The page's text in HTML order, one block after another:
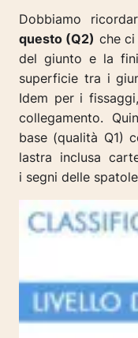
Dobbiamo
questo (Q2) che
del giunto e la
superficie tra i
Idem per i
collegamento.
base (qualità Q1)
lastra inclusa
i segni delle